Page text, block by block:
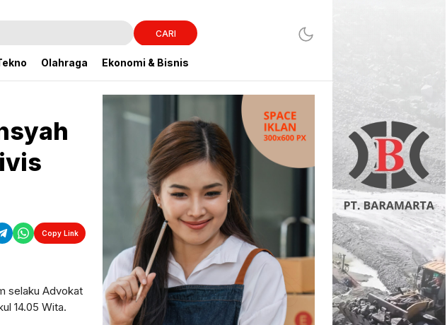
CARI
Olahraga Ekonomi & Bisnis
Copy Link
selaku Advokat
14.05 Wita.